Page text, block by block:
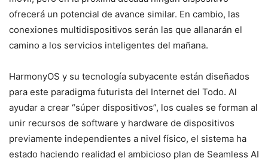
ofrecerá un potencial de avance similar. En cambio, las
conexiones multidispositivos serán las que allanarán el
camino a los servicios inteligentes del mañana.
HarmonyOS y su tecnología subyacente están diseñados
para este paradigma futurista del Internet del Todo. Al
ayudar a crear “súper dispositivos”, los cuales se forman al
unir recursos de software y hardware de dispositivos
previamente independientes a nivel físico, el sistema ha
estado haciendo realidad el ambicioso plan de Seamless AI